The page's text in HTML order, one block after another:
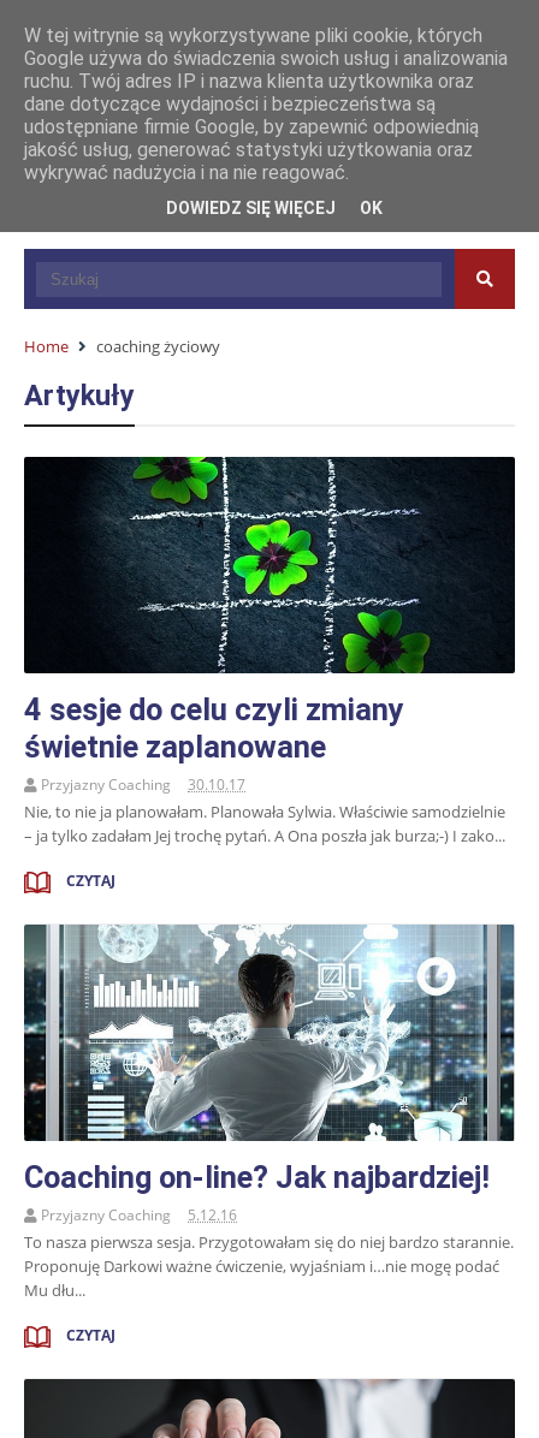
Home coaching życiowy
Artykuły
4 sesje do celu czyli zmiany
świetnie zaplanowane
Przyjazny Coaching 30.10.17
Nie, to nie ja planowałam. Planowała Sylwia. Właściwie samodzielnie
– ja tylko zadałam Jej trochę pytań. A Ona poszła jak burza;-) I zako...
CZYTAJ
Coaching on-line? Jak najbardziej!
Przyjazny Coaching 5.12.16
To nasza pierwsza sesja. Przygotowałam się do niej bardzo starannie.
Proponuję Darkowi ważne ćwiczenie, wyjaśniam i…nie mogę podać
Mu dłu...
CZYTAJ
W tej witrynie są wykorzystywane pliki cookie, których
Google używa do świadczenia swoich usług i analizowania
ruchu. Twój adres IP i nazwa klienta użytkownika oraz
dane dotyczące wydajności i bezpieczeństwa są
udostępniane firmie Google, by zapewnić odpowiednią
jakość usług, generować statystyki użytkowania oraz
wykrywać nadużycia i na nie reagować.
DOWIEDZ SIĘ WIĘCEJ OK